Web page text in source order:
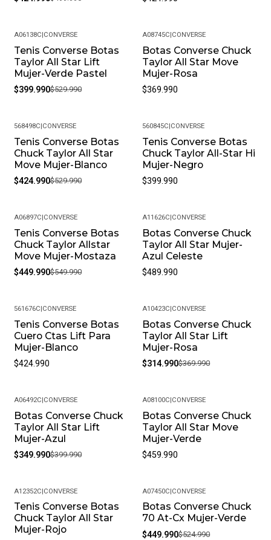
devoluciones flexible. Queremos que estés
completamente feliz y puedas volver a elegirnos.
¿Cómo debo cuidar mis productos? Para mantener tu
producto en las mejores condiciones, recomendamos
fresco y seco cuando no los estés usando.
• Peso del Producto: Ligero, ideal para uso diario.
-25%
A06138C CONVERSE
Tenis Converse Botas
Taylor All Star Lift
Mujer-Verde Pastel
$399.990$529.990
A08745C CONVERSE
Botas Converse Chuck
Taylor All Star Move
Mujer-Rosa
$369.990
-20%
568498C CONVERSE
Tenis Converse Botas
Chuck Taylor All Star
Move Mujer-Blanco
$424.990$529.990
560845C CONVERSE
Tenis Converse Botas
Chuck Taylor All-Star Hi
Mujer-Negro
$399.990
-18%
A06897C CONVERSE
Tenis Converse Botas
Chuck Taylor Allstar
Move Mujer-Mostaza
$449.990$549.990
A11626C CONVERSE
Botas Converse Chuck
Taylor All Star Mujer-
Azul Celeste
$489.990
561676C|CONVERSE
Tenis Converse Botas
Cuero Ctas Lift Para
Mujer-Blanco
$424.990
-15%
A10423C|CONVERSE
Botas Converse Chuck
Taylor All Star Lift
Mujer-Rosa
$314.990$369.990
-13%
A06492C|CONVERSE
Botas Converse Chuck
Taylor All Star Lift
Mujer-Azul
$349.990$399.990
A08100C|CONVERSE
Botas Converse Chuck
Taylor All Star Move
Mujer-Verde
$459.990
-19%
A12352C|CONVERSE
Tenis Converse Botas
Chuck Taylor All Star
Mujer-Rojo
-14%
A07450C|CONVERSE
Botas Converse Chuck
70 At-Cx Mujer-Verde
$449.990$524.990